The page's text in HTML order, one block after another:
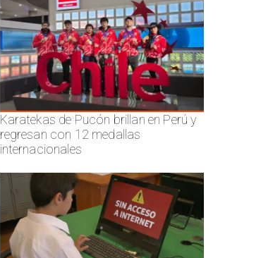
Karatekas de Pucón brillan en Perú y
regresan con 12 medallas
internacionales